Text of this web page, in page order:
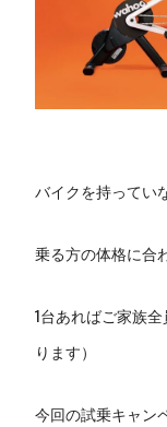
バイクを持ってい
乗る方の体格に合
1台あればご家族
ります）
今回の試乗キャン